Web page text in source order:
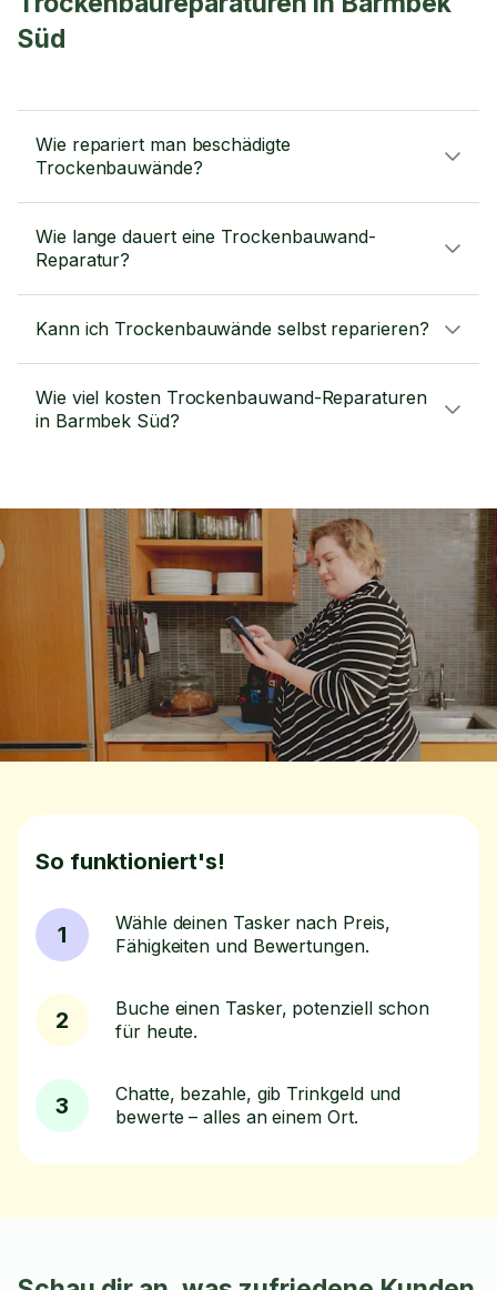
Süd
Wie repariert man beschädigte
Trockenbauwände?
Wie lange dauert eine Trockenbauwand-
Reparatur?
Kann ich Trockenbauwände selbst reparieren?
Wie viel kosten Trockenbauwand-Reparaturen
in Barmbek Süd?
So funktioniert's!
1
Wähle deinen Tasker nach Preis,
Fähigkeiten und Bewertungen.
2
Buche einen Tasker, potenziell schon
für heute.
3
Chatte, bezahle, gib Trinkgeld und
bewerte – alles an einem Ort.